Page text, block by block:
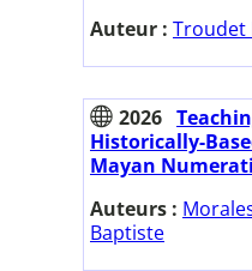
Auteur : Troudet
2026
Historically-
Mayan
Auteurs :
Baptiste